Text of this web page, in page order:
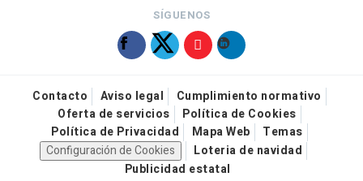
SÍGUENOS
Contacto Aviso legal
Cumplimiento normativo
Oferta de servicios
Política de Cookies
Política de Privacidad
Mapa Web
Temas
Configuración de Cookies
Loteria de navidad
Publicidad estatal